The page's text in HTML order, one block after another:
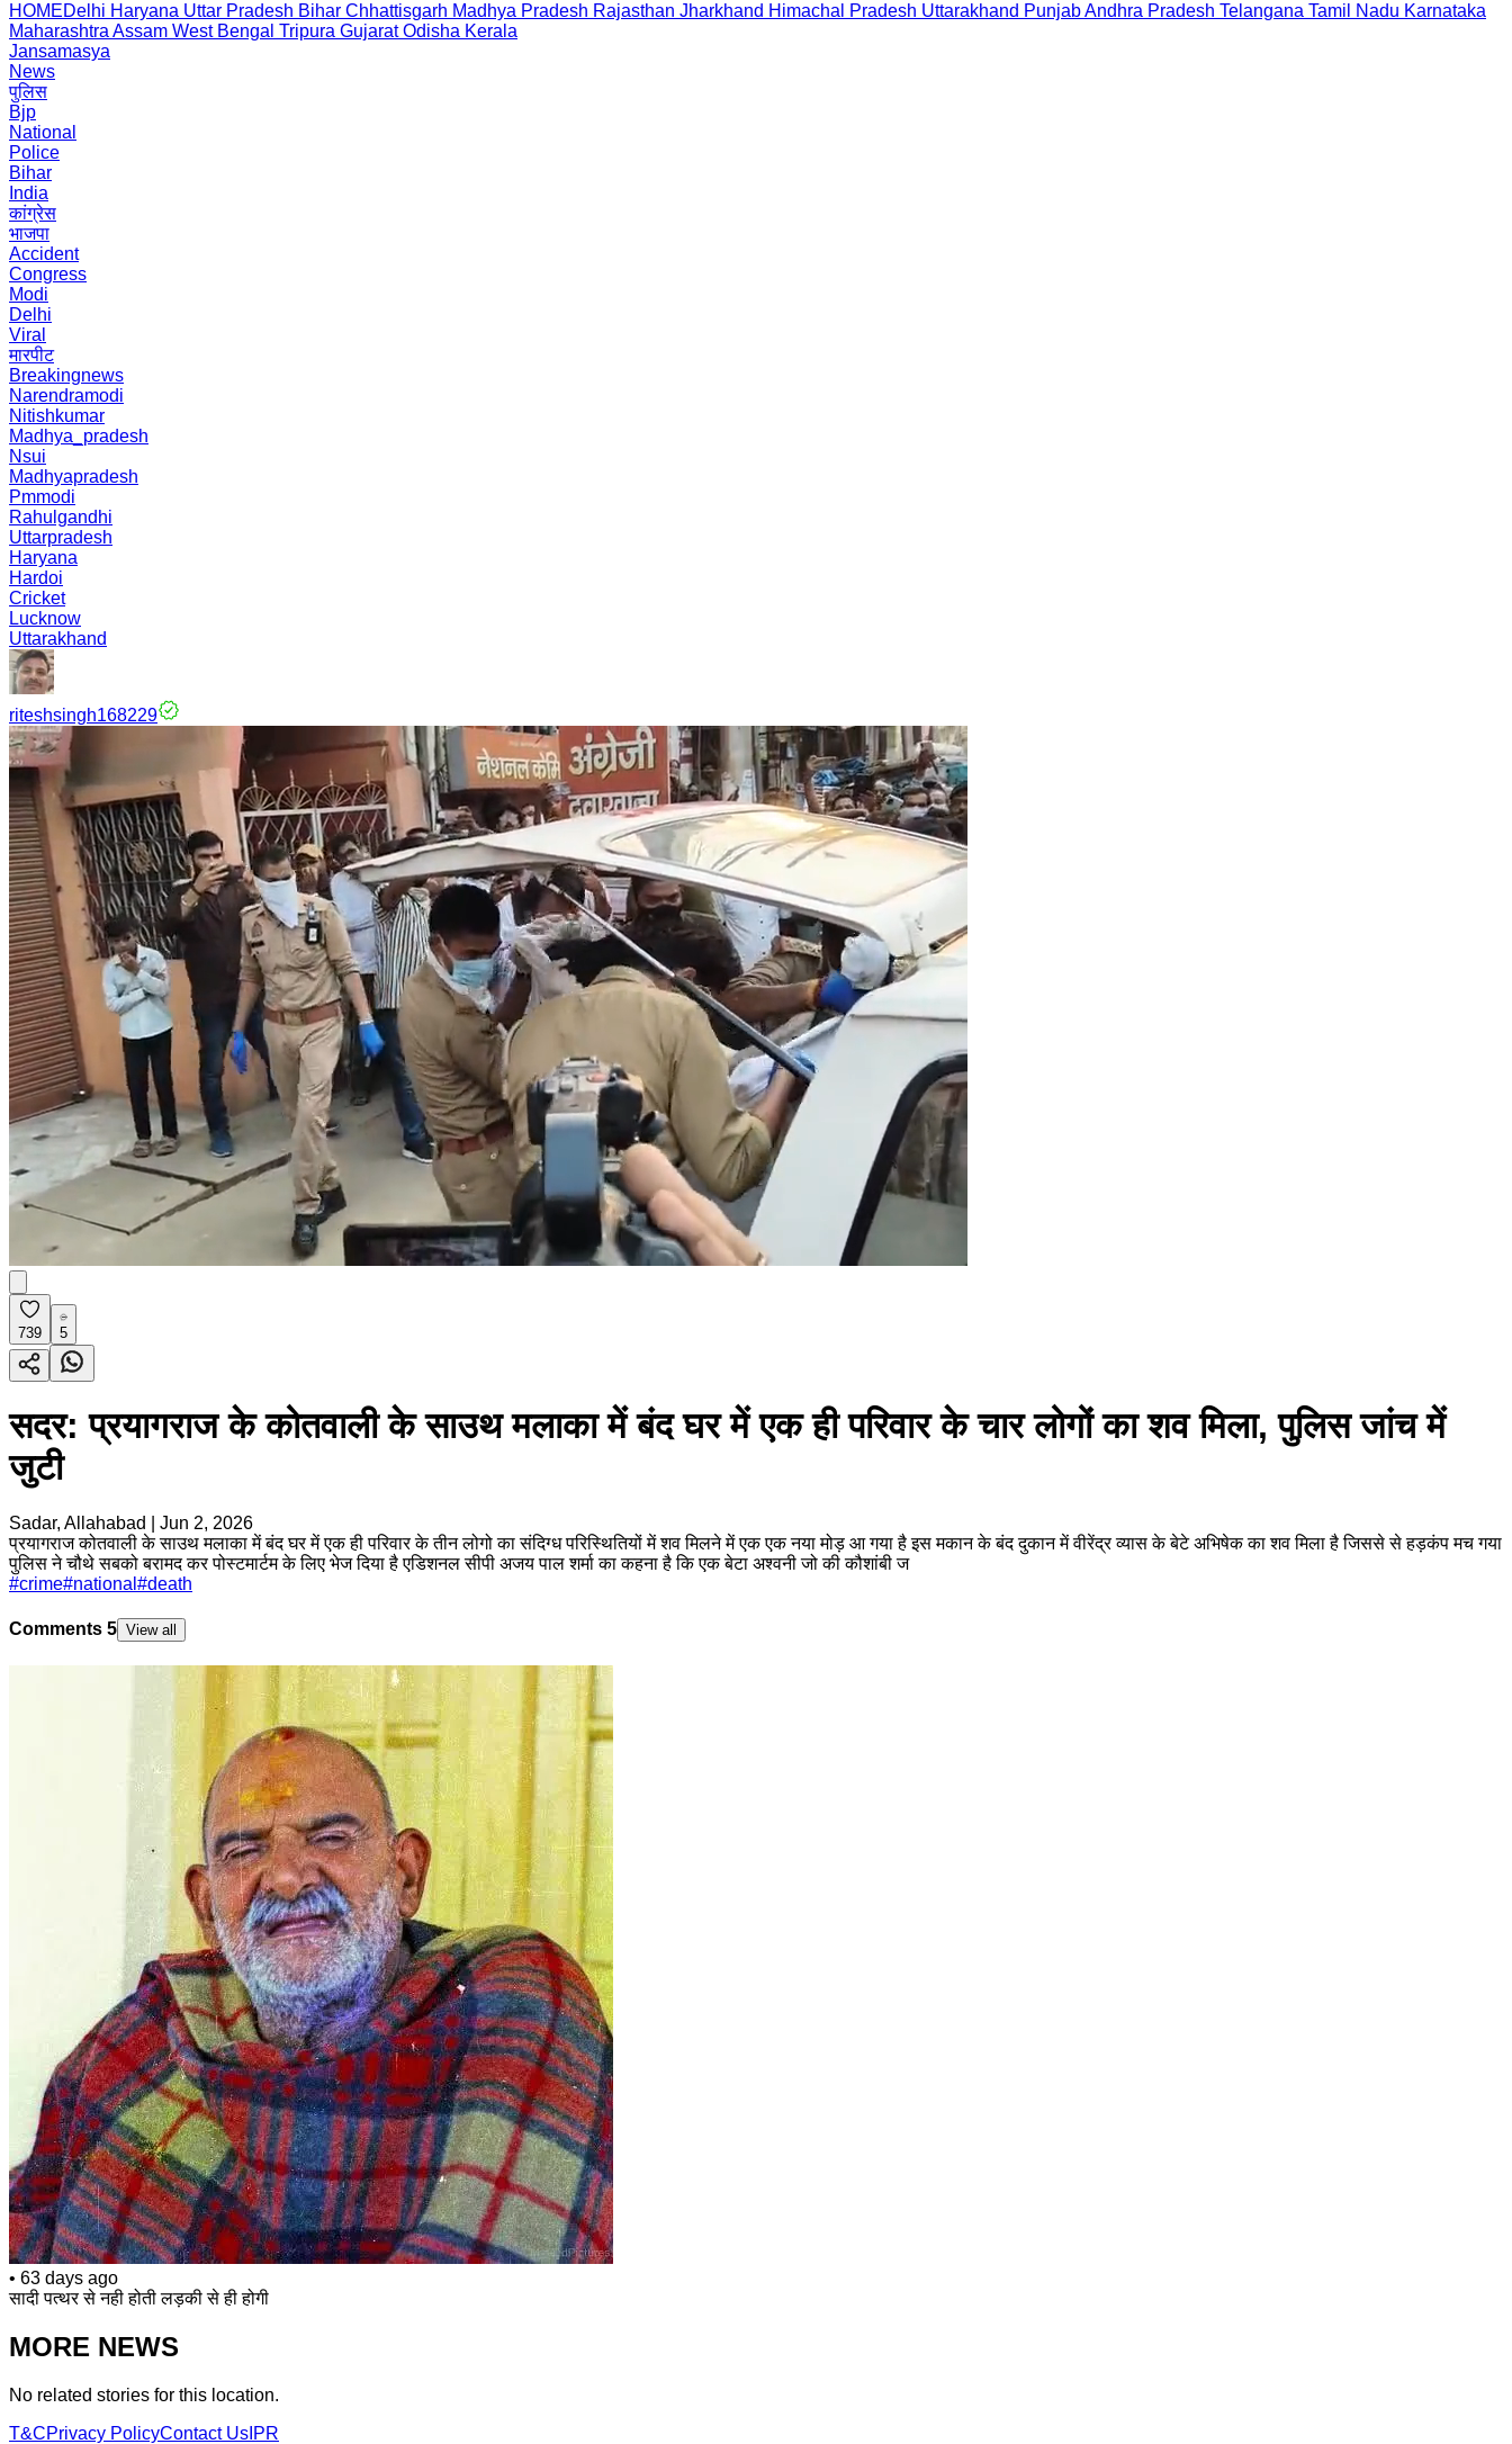
HOMEDelhi Haryana Uttar Pradesh Bihar Chhattisgarh Madhya Pradesh Rajasthan Jharkhand Himachal Pradesh Uttarakhand PunjabAndhra Pradesh Telangana Tamil Nadu Karnataka
Maharashtra Assam West Bengal Tripura Gujarat Odisha Kerala
Jansamasya
News
पुलिस
Bjp
National
Police
Bihar
India
कांग्रेस
भाजपा
Accident
Congress
Modi
Delhi
Viral
मारपीट
Breakingnews
Narendramodi
Nitishkumar
Madhya_pradesh
Nsui
Madhyapradesh
Pmmodi
Rahulgandhi
Uttarpradesh
Haryana
Hardoi
Cricket
Lucknow
Uttarakhand
riteshsingh168229
739 5
सदर: प्रयागराज के कोतवाली के साउथ मलाका में बंद घर में एक ही परिवार के चार लोगों का शव मिला, पुलिस जांच में
जुटी
Sadar, Allahabad
Jun 2, 2026
प्रयागराज कोतवाली के साउथ मलाका में बंद घर में एक ही परिवार के तीन लोगो का संदिग्ध परिस्थितियों में शव मिलने में एक एक नया मोड़ आ गया है इस मकान के बंद दुकान में वीरेंद्र व्यास के बेटे अभिषेक का शव मिला है जिससे से हड़कंप मच गया
पुलिस ने चौथे सबको बरामद कर पोस्टमार्टम के लिए भेज दिया है एडिशनल सीपी अजय पाल शर्मा का कहना है कि एक बेटा अश्वनी जो की कौशांबी ज
#crime#national #death
Comments 5 View all
• 63 days ago
सादी पत्थर से नही होती लड़की से ही होगी
MORE NEWS
No related stories for this location.
T&CPrivacy PolicyContact Us IPR